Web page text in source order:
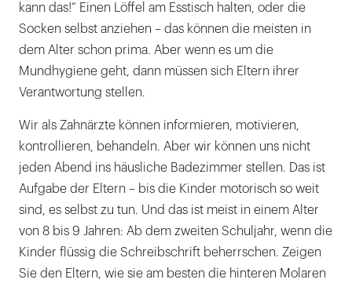
kann das!“ Einen Löffel am Esstisch halten, oder die
Socken selbst anziehen – das können die meisten in
dem Alter schon prima. Aber wenn es um die
Mundhygiene geht, dann müssen sich Eltern ihrer
Verantwortung stellen.
Wir als Zahnärzte können informieren, motivieren,
kontrollieren, behandeln. Aber wir können uns nicht
jeden Abend ins häusliche Badezimmer stellen. Das ist
Aufgabe der Eltern – bis die Kinder motorisch so weit
sind, es selbst zu tun. Und das ist meist in einem Alter
von 8 bis 9 Jahren: Ab dem zweiten Schuljahr, wenn die
Kinder flüssig die Schreibschrift beherrschen. Zeigen
Sie den Eltern, wie sie am besten die hinteren Molaren